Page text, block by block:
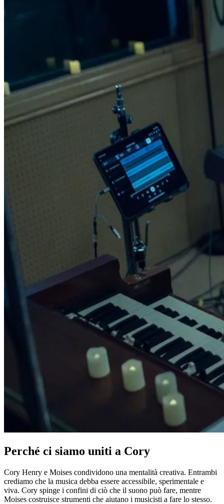
Perché ci siamo uniti a Cory
Cory Henry e Moises condividono una mentalità creativa. Entrambi
crediamo che la musica debba essere accessibile, sperimentale e
viva. Cory spinge i confini di ciò che il suono può fare, mentre
Moises costruisce strumenti che aiutano i musicisti a fare lo stesso.